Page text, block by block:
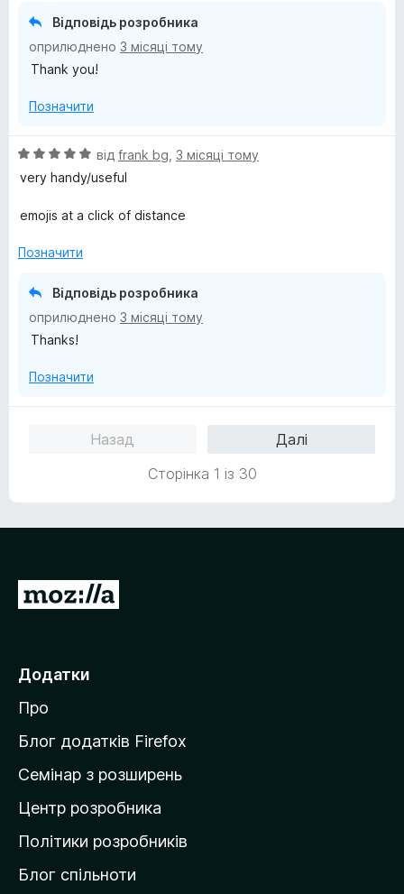
Відповідь розробника
оприлюднено 3 місяці тому
Thank you!
Позначити
О
ц
н
а
від frank bg 3 місяці тому
very handy/useful
emojis at a click of distance
Позначити
Відповідь розробника
оприлюднено 3 місяці тому
Thanks!
Позначити
Назад
Далі
Сторінка 1 із 30
П
е
й
т
и
а
д
о
і
Додатки
Про
Блог додатків Firefox
Семінар з розширень
Центр розробника
Політики розробників
Блог спільноти